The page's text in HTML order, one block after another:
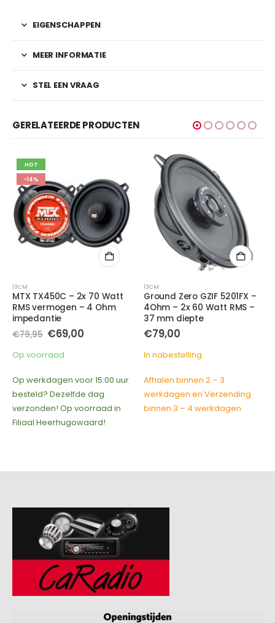
EIGENSCHAPPEN
MEER INFORMATIE
STEL EEN VRAAG
GERELATEERDE PRODUCTEN
Watt
Ohm
uur
in
Ground Zero GZIF 5201FX –
4Ohm – 2x 60 Watt RMS –
37 mm diepte
€79,00
In nabestelling
Afhalen binnen 2 – 3
werkdagen en Verzending
binnen 3 – 4 werkdagen
Focal 130AC- 2x 50
RMS vermogen – 4
impedantie
In nabestelling
Afhalen binnen 2 – 3
werkdagen en
binnen 3 – 4